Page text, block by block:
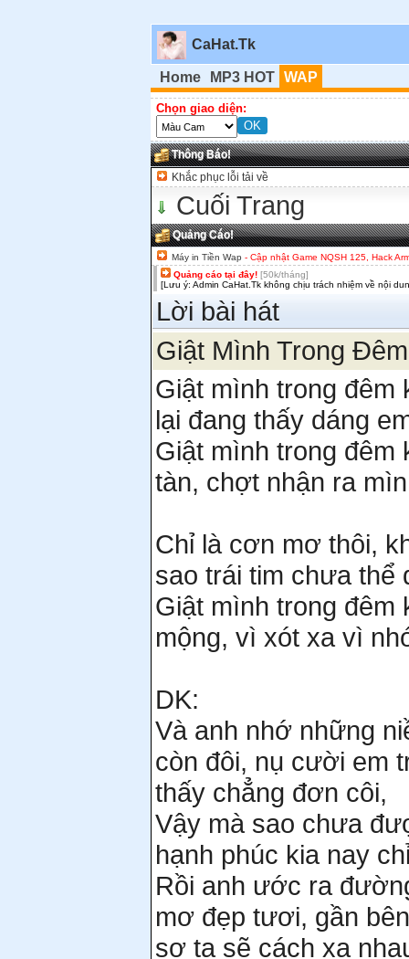
CaHat.Tk
Home MP3 HOT WAP
Chọn giao diện:
Thông Báo!
Khắc phục lỗi tải về
Cuối Trang
Quảng Cáo!
Máy in Tiền Wap - Cập nhật Game NQSH 125, Hack
Quảng cáo tại đây! [50k/tháng]
[Lưu ý: Admin CaHat.Tk không chịu trách nhiệm về nội
Lời bài hát
Giật Mình Trong
Giật mình trong đêm
lại đang thấy dáng
Giật mình trong đêm
tàn, chợt nhận ra
Chỉ là cơn mơ thôi,
sao trái tim chưa thể
Giật mình trong đêm
mộng, vì xót xa vì
DK:
Và anh nhớ những
còn đôi, nụ cười em
thấy chẳng đơn côi,
Vậy mà sao chưa
hạnh phúc kia nay
Rồi anh ước ra
mơ đẹp tươi, gần
sợ ta sẽ cách xa